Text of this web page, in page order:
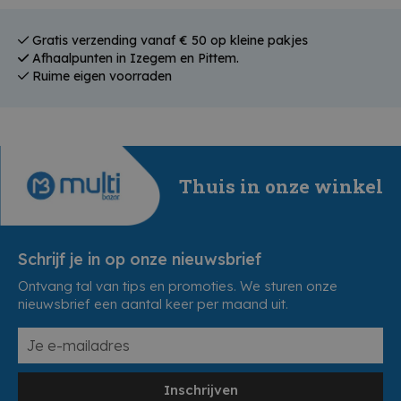
Gratis verzending vanaf € 50 op kleine pakjes
Afhaalpunten in Izegem en Pittem.
Ruime eigen voorraden
Thuis in onze winkel
Schrijf je in op onze nieuwsbrief
Ontvang tal van tips en promoties. We sturen onze
nieuwsbrief een aantal keer per maand uit.
Inschrijven